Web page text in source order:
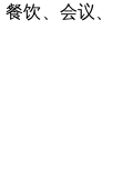
饮、会议、